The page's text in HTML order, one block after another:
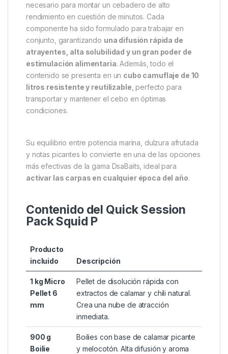
necesario para montar un cebadero de alto
rendimiento en cuestión de minutos. Cada
componente ha sido formulado para trabajar en
conjunto, garantizando una difusión rápida de
atrayentes, alta solubilidad y un gran poder de
estimulación alimentaria. Además, todo el
contenido se presenta en un cubo camuflaje de 10
litros resistente y reutilizable, perfecto para
transportar y mantener el cebo en óptimas
condiciones.
Su equilibrio entre potencia marina, dulzura afrutada
y notas picantes lo convierte en una de las opciones
más efectivas de la gama DsaBaits, ideal para
activar las carpas en cualquier época del año.
Contenido del Quick Session
Pack Squid P
Producto
incluido
Descripción
1 kg Micro
Pellet 6
mm
Pellet de disolución rápida con
extractos de calamar y chili natural.
Crea una nube de atracción
inmediata.
900 g
Boilie
Boilies con base de calamar picante
y melocotón. Alta difusión y aroma